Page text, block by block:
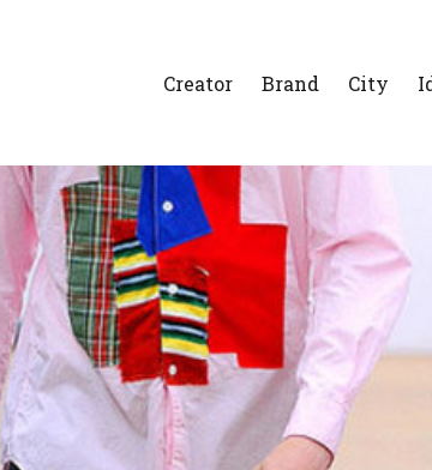
Creator Brand City